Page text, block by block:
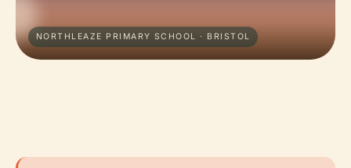
NORTHLEAZE PRIMARY SCHOOL · BRISTOL